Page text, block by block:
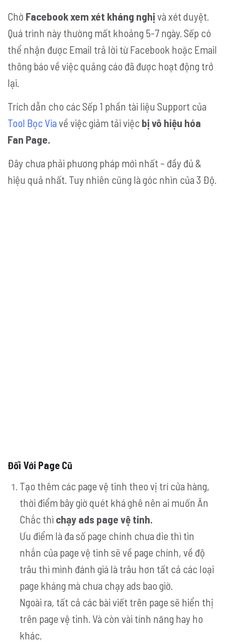
Chờ Facebook xem xét kháng nghị và xét duyệt.
Quá trình này thường mất khoảng 5-7 ngày. Sếp có
thể nhận được Email trả lời từ Facebook hoặc Email
thông báo về việc quảng cáo đã được hoạt động trở
lại.
Trích dẫn cho các Sếp 1 phần tài liệu Support của
Tool Bọc Viavề việc giảm tải việc bị vô hiệu hóa
Fan Page.
Đây chưa phải phương pháp mới nhất – đầy đủ &
hiệu quả nhất. Tuy nhiên cũng là góc nhìn của 3 Độ.
Đối Với Page Cũ
Tạo thêm các page vệ tinh theo vị trí cửa hàng,
thời điểm bây giờ quét khá ghê nên ai muốn Ăn
Chắc thì chạy ads page vệ tinh.
Ưu điểm là đa số page chính chưa die thì tin
nhắn của page vệ tinh sẽ về page chính, về độ
trâu thì mình đánh giá là trâu hơn tất cả các loại
page kháng mà chưa chạy ads bao giờ.
Ngoài ra, tất cả các bài viết trên page sẽ hiển thị
trên page vệ tinh. Và còn vài tính năng hay ho
khác.